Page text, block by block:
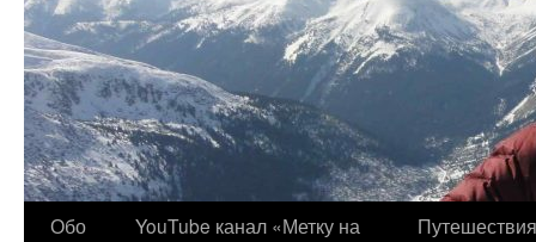
Обо
YouTube канал «Метку на